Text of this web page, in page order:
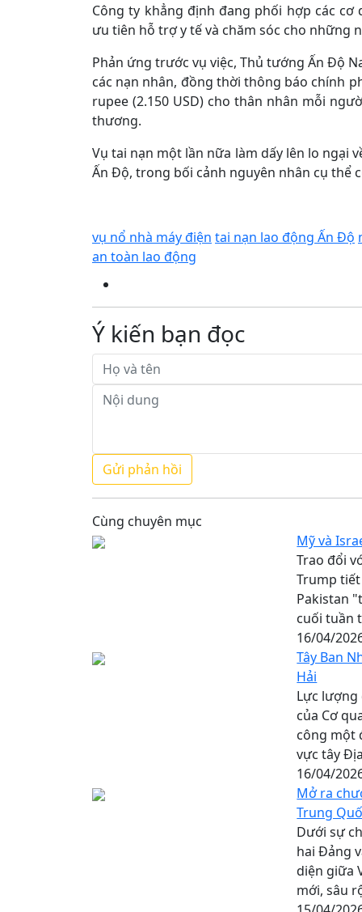
Công ty khẳng định đang phối hợp các
ưu tiên hỗ trợ y tế và chăm sóc cho những
Phản ứng trước vụ việc, Thủ tướng Ấn Độ
các nạn nhân, đồng thời thông báo chính
rupee (2.150 USD) cho thân nhân mỗi
thương.
Vụ tai nạn một lần nữa làm dấy lên lo ngại
Ấn Độ, trong bối cảnh nguyên nhân cụ thể
vụ nổ nhà máy điện tai nạn lao động Ấn Độ
an toàn lao động
Ý kiến bạn đọc
Cùng chuyên mục
Mỹ và
Trao đổi
Trump
Pakistan
cuối tuần
16/04/
Tây Ban
Hải
Lực lượng
của Cơ
công một
vực tây
16/04/
Mở ra
Trung
Dưới sự
hai Đảng
diện giữa
mới, sâu